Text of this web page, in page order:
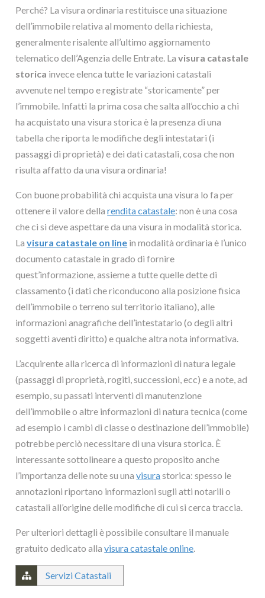
Perché? La visura ordinaria restituisce una situazione
dell’immobile relativa al momento della richiesta,
generalmente risalente all’ultimo aggiornamento
telematico dell’Agenzia delle Entrate. Lavisura catastale
storica invece elenca tutte le variazioni catastali
avvenute nel tempo e registrate “storicamente” per
l’immobile. Infatti la prima cosa che salta all’occhio a chi
ha acquistato una visura storica è la presenza di una
tabella che riporta le modifiche degli intestatari (i
passaggi di proprietà) e dei dati catastali, cosa che non
risulta affatto da una visura ordinaria!
Con buone probabilità chi acquista una visura lo fa per
ottenere il valore dellarendita catastale: non è una cosa
che ci si deve aspettare da una visura in modalità storica.
Lavisura catastale on line in modalità ordinaria è l’unico
documento catastale in grado di fornire
quest’informazione, assieme a tutte quelle dette di
classamento (i dati che riconducono alla posizione fisica
dell’immobile o terreno sul territorio italiano), alle
informazioni anagrafiche dell’intestatario (o degli altri
soggetti aventi diritto) e qualche altra nota informativa.
L’acquirente alla ricerca di informazioni di natura legale
(passaggi di proprietà, rogiti, successioni, ecc) e a note, ad
esempio, su passati interventi di manutenzione
dell’immobile o altre informazioni di natura tecnica (come
ad esempio i cambi di classe o destinazione dell’immobile)
potrebbe perciò necessitare di una visura storica. È
interessante sottolineare a questo proposito anche
l’importanza delle note su unavisurastorica: spesso le
annotazioni riportano informazioni sugli atti notarili o
catastali all’origine delle modifiche di cui si cerca traccia.
Per ulteriori dettagli è possibile consultare il manuale
gratuito dedicato allavisura catastale online.
Servizi Catastali